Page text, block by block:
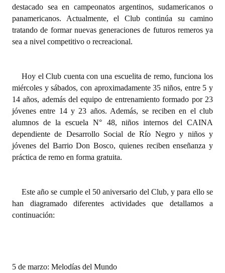
destacado sea en campeonatos argentinos, sudamericanos o
panamericanos. Actualmente, el Club continúa su camino
tratando de formar nuevas generaciones de futuros remeros ya
sea a nivel competitivo o recreacional.
Hoy el Club cuenta con una escuelita de remo, funciona los
miércoles y sábados, con aproximadamente 35 niños, entre 5 y
14 años, además del equipo de entrenamiento formado por 23
jóvenes entre 14 y 23 años. Además, se reciben en el club
alumnos de la escuela N° 48, niños internos del CAINA
dependiente de Desarrollo Social de Río Negro y niños y
jóvenes del Barrio Don Bosco, quienes reciben enseñanza y
práctica de remo en forma gratuita.
Este año se cumple el 50 aniversario del Club, y para ello se
han diagramado diferentes actividades que detallamos a
continuación:
5 de marzo: Melodías del Mundo